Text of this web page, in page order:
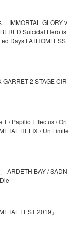
IMMORTAL GLORY v
Suicidal Hero is
Days FATHOMLESS
GARRET 2 STAGE CIR
/ Papilio Effectus / Ori
HELIX / Un Limite
ARDETH BAY / SADN
FEST 2019」